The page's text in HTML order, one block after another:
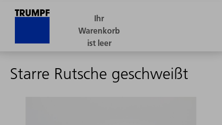
Starre Rutsche geschweißt